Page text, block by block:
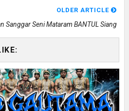
OLDER ARTICLE
Sanggar Seni Mataram BANTUL Siang